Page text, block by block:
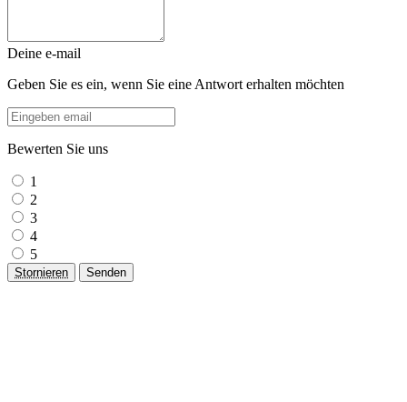
Deine e-mail
Geben Sie es ein, wenn Sie eine Antwort erhalten möchten
Bewerten Sie uns
1
2
3
4
5
Stornieren Senden